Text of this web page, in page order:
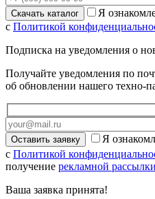
Я
с Политикой
Подписка на уведомления о
Получайте уведомления по
об обновлении нашего техно-
Я
с Политикой
получение рекламной рассылки
Ваша заявка принята!